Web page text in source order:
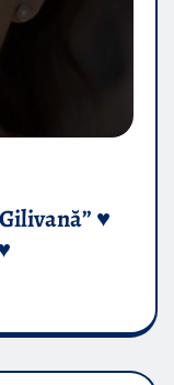
♥️